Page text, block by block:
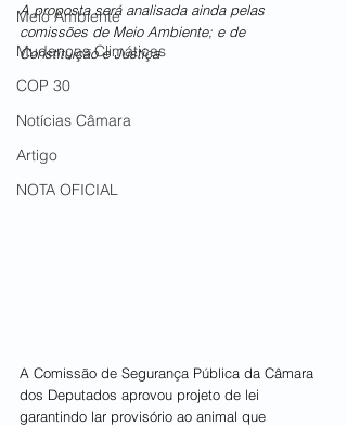
Meio Ambiente
Mudanças Climáticas
COP 30
Notícias Câmara
Artigo
NOTA OFICIAL
A proposta será analisada ainda pelas
comissões de Meio Ambiente; e de
Constituição e Justiça
A Comissão de Segurança Pública da Câmara
dos Deputados aprovou projeto de lei
garantindo lar provisório ao animal que